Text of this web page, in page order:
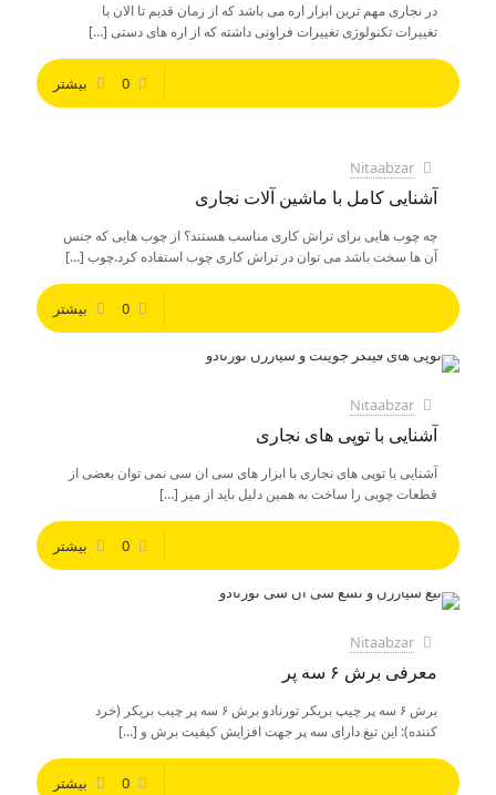
در نجاری مهم ترین ابزار اره می باشد که از زمان قدیم تا الان با
تغییرات تکنولوژی تغییرات فراونی داشته که از اره های دستی […]
0 بیشتر
Nitaabzar
آشنایی کامل با ماشین آلات نجاری
چه چوب هایی برای تراش کاری مناسب هستند؟ از چوب هایی که جنس
آن ها سخت باشد می توان در تراش کاری چوب استفاده کرد.چوب […]
0 بیشتر
Nitaabzar
آشنایی با توپی های نجاری
آشنایی با توپی های نجاری با ابزار های سی ان سی نمی توان بعضی از
قطعات چوبی را ساخت به همین دلیل باید از میز […]
0 بیشتر
Nitaabzar
معرفی برش ۶ سه پر
برش ۶ سه پر چیپ بریکر تورنادو برش ۶ سه پر چیب بریکر (خرد
کننده): این تیغ دارای سه پر جهت افزایش کیفیت برش و […]
0 بیشتر